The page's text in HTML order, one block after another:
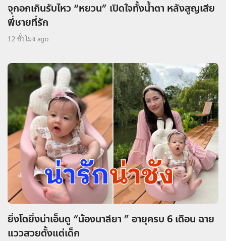
จุกอกเกินรับไหว “หยวน” เปิดใจทั้งน้ำตา หลังสูญเสีย
พี่ชายที่รัก
12 ชั่วโมง ago
ยิ่งโตยิ่งน่าเอ็นดู “น้องนาลียา ” อายุครบ 6 เดือน ฉาย
แววสวยตั้งแต่เด็ก